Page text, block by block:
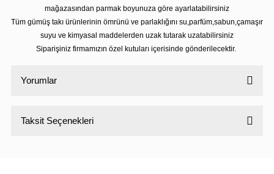
mağazasından parmak boyunuza göre ayarlatabilirsiniz
Tüm gümüş takı ürünlerinin ömrünü ve parlaklığını su,parfüm,sabun,çamaşır
suyu ve kimyasal maddelerden uzak tutarak uzatabilirsiniz
Siparişiniz firmamızın özel kutuları içerisinde gönderilecektir.
Yorumlar
Taksit Seçenekleri